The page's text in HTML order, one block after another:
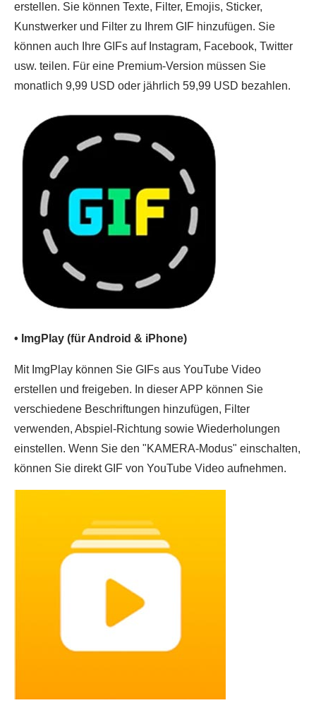
erstellen. Sie können Texte, Filter, Emojis, Sticker,
Kunstwerker und Filter zu Ihrem GIF hinzufügen. Sie
können auch Ihre GIFs auf Instagram, Facebook, Twitter
usw. teilen. Für eine Premium-Version müssen Sie
monatlich 9,99 USD oder jährlich 59,99 USD bezahlen.
• ImgPlay (für Android & iPhone)
Mit ImgPlay können Sie GIFs aus YouTube Video
erstellen und freigeben. In dieser APP können Sie
verschiedene Beschriftungen hinzufügen, Filter
verwenden, Abspiel-Richtung sowie Wiederholungen
einstellen. Wenn Sie den "KAMERA-Modus" einschalten,
können Sie direkt GIF von YouTube Video aufnehmen.